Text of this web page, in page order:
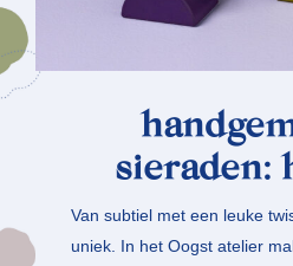
sieraden:
Van subtiel met een leuke
uniek. In het Oogst atelier